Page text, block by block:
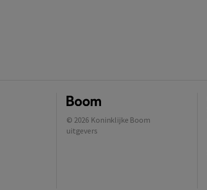
© 2026 Koninklijke Boom
uitgevers